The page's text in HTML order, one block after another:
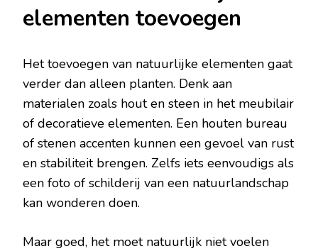
elementen toevoegen
Het toevoegen van natuurlijke elementen gaat
verder dan alleen planten. Denk aan
materialen zoals hout en steen in het meubilair
of decoratieve elementen. Een houten bureau
of stenen accenten kunnen een gevoel van rust
en stabiliteit brengen. Zelfs iets eenvoudigs als
een foto of schilderij van een natuurlandschap
kan wonderen doen.
Maar goed, het moet natuurlijk niet voelen